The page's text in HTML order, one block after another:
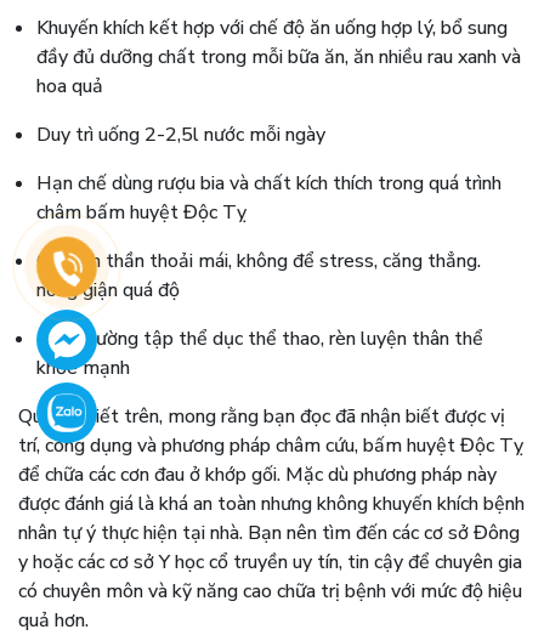
Khuyến khích kết hợp với chế độ ăn uống hợp lý, bổ sung
đầy đủ dưỡng chất trong mỗi bữa ăn, ăn nhiều rau xanh và
hoa quả
Duy trì uống 2-2,5l nước mỗi ngày
Hạn chế dùng rượu bia và chất kích thích trong quá trình
châm bấm huyệt Độc Tỵ
Giữ tinh thần thoải mái, không để stress, căng thẳng.
nóng giận quá độ
Tăng cường tập thể dục thể thao, rèn luyện thân thể
khỏe mạnh
Qua bài viết trên, mong rằng bạn đọc đã nhận biết được vị
trí, công dụng và phương pháp châm cứu, bấm huyệt Độc Tỵ
để chữa các cơn đau ở khớp gối. Mặc dù phương pháp này
được đánh giá là khá an toàn nhưng không khuyến khích bệnh
nhân tự ý thực hiện tại nhà. Bạn nên tìm đến các cơ sở Đông
y hoặc các cơ sở Y học cổ truyền uy tín, tin cậy để chuyên gia
có chuyên môn và kỹ năng cao chữa trị bệnh với mức độ hiệu
quả hơn.